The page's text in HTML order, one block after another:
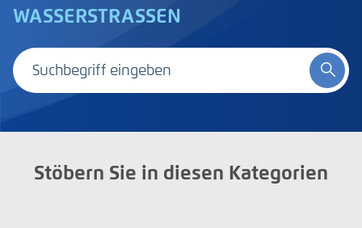
WASSERSTRASSEN
Stöbern Sie in diesen Kategorien